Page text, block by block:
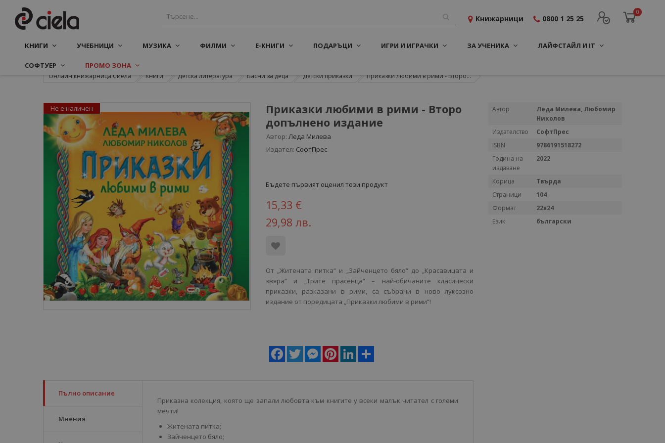
0
Книжарници 0800 1 25 25
КНИГИ УЧЕБНИЦИ МУЗИКА ФИЛМИ Е-КНИГИ ПОДАРЪЦИ ИГРИ И ИГРАЧКИ ЗА УЧЕНИКА ЛАЙФСТАЙЛ И IT
СОФТУЕР ПРОМО ЗОНА
Онлайн книжарница Сиела Книги Детска литература Басни за деца Детски приказки Приказки любими в рими - Второ...
Приказки любими в рими - Второ
допълнено издание
Автор: Леда Милева
Издател: СофтПрес
Бъдете първият оценил този продукт
15,33 €
29,98 лв.
От „Житената питка“ и „Зайченцето бяло“ до „Красавицата и
звяра“ и „Трите прасенца“ – най-обичаните класически
приказки, разказани в рими, са събрани в ново луксозно
издание от поредицата „Приказки любими в рими“!
Facebook
Twitter MessengerPinterestLinkedIn
Не е наличен
Пълно описание
Мнения
Приказна колекция, която ще запали любовта към книгите у всеки малък читател с големи
мечти!
Житената питка;
Зайченцето бяло;
Повече
Автор
Леда Милева, Любомир
Николов
Издателство
СофтПрес
ISBN
9786191518272
Година на
издаване
2022
Корица
Твърда
Страници
104
Формат
22x24
Език
български